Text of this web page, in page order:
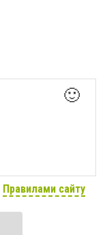
🙂
Правилами сайту